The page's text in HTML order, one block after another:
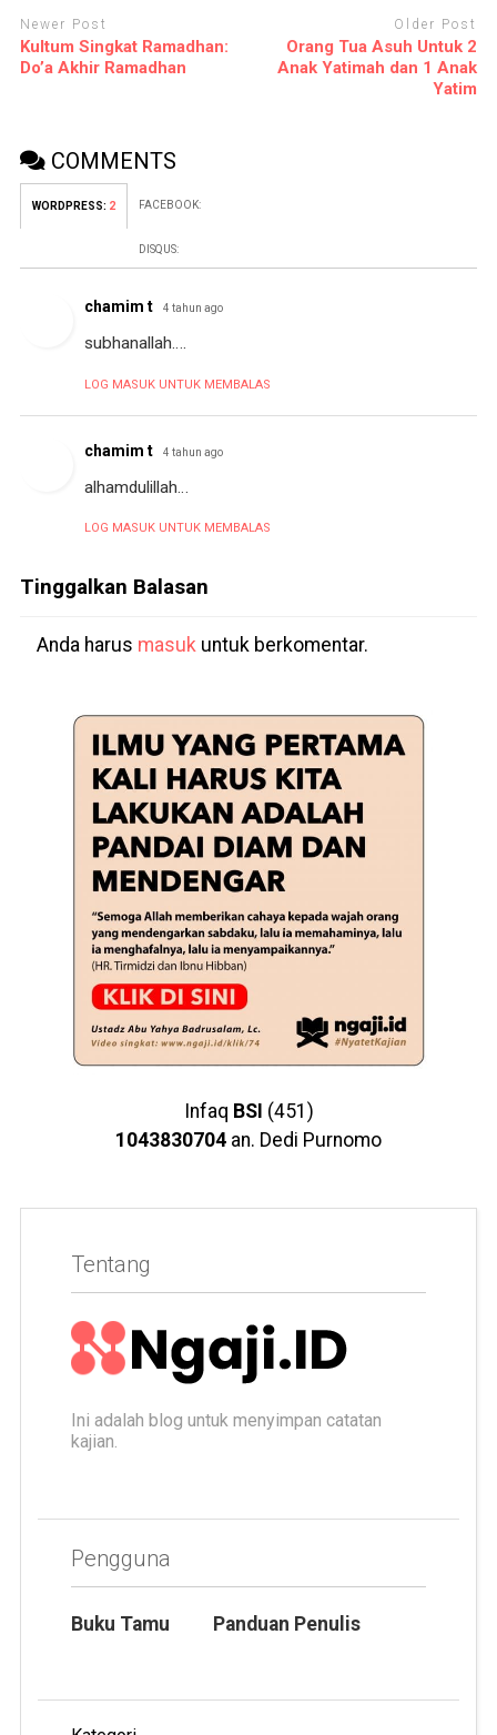
Newer Post
Kultum Singkat Ramadhan:
Do’a Akhir Ramadhan
Older Post
Orang Tua Asuh Untuk 2
Anak Yatimah dan 1 Anak
Yatim
COMMENTS
WORDPRESS: 2 FACEBOOK:
DISQUS:
chamim t 4 tahun ago
subhanallah….
LOG MASUK UNTUK MEMBALAS
chamim t 4 tahun ago
alhamdulillah…
LOG MASUK UNTUK MEMBALAS
Tinggalkan Balasan
Anda harus masuk untuk berkomentar.
Infaq BSI (451)
1043830704 an. Dedi Purnomo
Tentang
Ini adalah blog untuk menyimpan catatan
kajian.
Pengguna
Buku Tamu Panduan Penulis